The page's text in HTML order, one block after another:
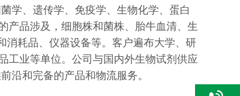
学、遗传学、免疫学、生物化学、蛋白
产品涉及，细胞株和菌株、胎牛血清、生
消耗品、仪器设备等。客户遍布大学、研
工业等单位。公司与国内外生物试剂供应
沿和完备的产品和物流服务。